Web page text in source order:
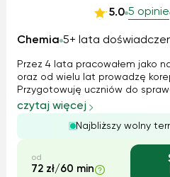
5.0 5 opinie
Chemia 5+ lata
Przez 4 lata pracowałem jako
oraz od wielu lat prowadzę
Przygotowuję uczniów do
chemii. Pracuję z dziećmi i
metody nauczania do wieku i
zrozumienie materiału,
czytaj więcej
Najbliższy wolny
od
72 zł/60 min